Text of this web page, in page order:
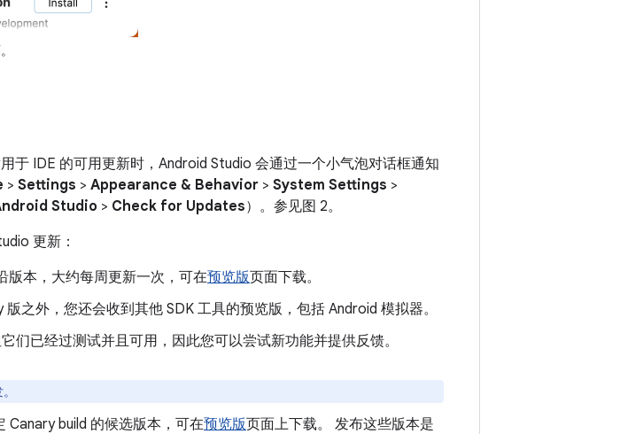
于 IDE 的可用更新时，Android Studio 会通过一个小气泡对话框通知
> Settings > Appearance & Behavior > System Settings >
Studio > Check for Updates）。参见图 2。
更新：
版本，大约每周更新一次，可在预览版页面下载。
之外，您还会收到其他 SDK 工具的预览版，包括 Android 模拟器。
们已经过测试并且可用，因此您可以尝试新功能并提供反馈。
Canary build 的候选版本，可在预览版页面上下载。 发布这些版本是